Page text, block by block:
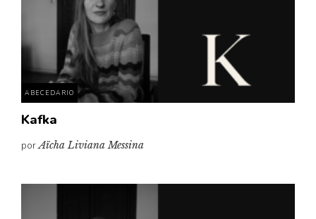
ABECEDARIO
Kafka
porAïcha Liviana Messina